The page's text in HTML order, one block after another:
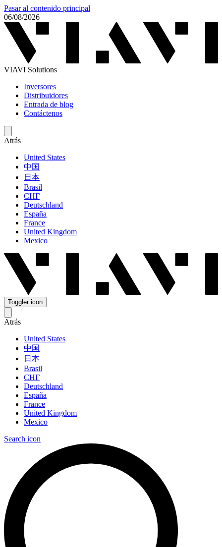
Pasar al contenido principal
06/08/2026
VIAVI Solutions
Inversores
Distribuidores
Entrada de blog
Contáctenos
Atrás
United States
中国
日本
Brasil
СНГ
Deutschland
España
France
United Kingdom
Mexico
Toggler icon
Atrás
United States
中国
日本
Brasil
СНГ
Deutschland
España
France
United Kingdom
Mexico
Search icon